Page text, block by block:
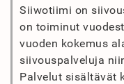
Siiwotiimi on
on toiminut
vuoden kokemus
siivouspalveluja
Palvelut sisältävät